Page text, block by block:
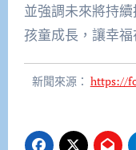
並強調未來將持
孩童成長，讓幸福
新聞來源： https://